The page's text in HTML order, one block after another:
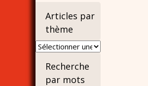
Articles par
thème
Articles
thème
Recherche
par mots